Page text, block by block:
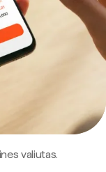
valiutas.